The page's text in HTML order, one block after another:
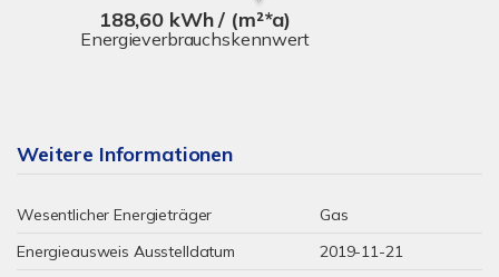
188,60 kWh / (m²*a)
Energieverbrauchskennwert
Weitere Informationen
Wesentlicher Energieträger
Gas
Energieausweis Ausstelldatum
2019-11-21